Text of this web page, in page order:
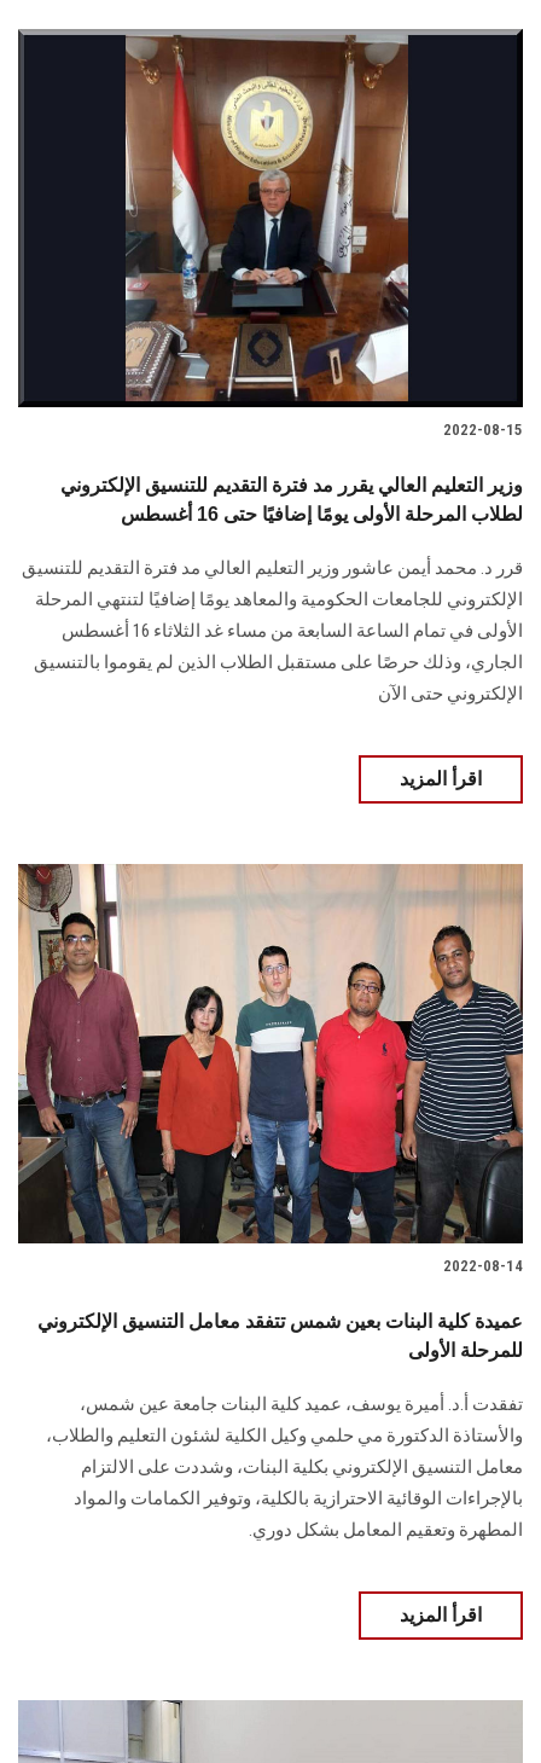
2022-08-15
وزير التعليم العالي يقرر مد فترة التقديم للتنسيق الإلكتروني
لطلاب المرحلة الأولى يومًا إضافيًا حتى 16 أغسطس
قرر د. محمد أيمن عاشور وزير التعليم العالي مد فترة التقديم للتنسيق
الإلكتروني للجامعات الحكومية والمعاهد يومًا إضافيًا لتنتهي المرحلة
الأولى في تمام الساعة السابعة من مساء غد الثلاثاء 16 أغسطس
الجاري، وذلك حرصًا على مستقبل الطلاب الذين لم يقوموا بالتنسيق
الإلكتروني حتى الآن
اقرأ المزيد
2022-08-14
عميدة كلية البنات بعين شمس تتفقد معامل التنسيق الإلكتروني
للمرحلة الأولى
تفقدت أ.د. أميرة يوسف، عميد كلية البنات جامعة عين شمس،
والأستاذة الدكتورة مي حلمي وكيل الكلية لشئون التعليم والطلاب،
معامل التنسيق الإلكتروني بكلية البنات، وشددت على الالتزام
بالإجراءات الوقائية الاحترازية بالكلية، وتوفير الكمامات والمواد
المطهرة وتعقيم المعامل بشكل دوري.
اقرأ المزيد